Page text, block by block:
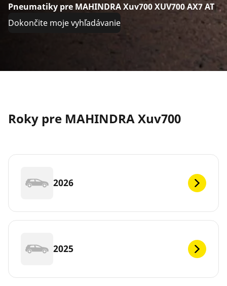
Pneumatiky pre MAHINDRA Xuv700 XUV700 AX7 AT
Dokončite moje vyhľadávanie
Roky pre MAHINDRA Xuv700
2026
2025